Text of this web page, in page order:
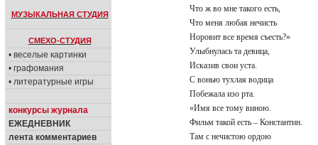
МУЗЫКАЛЬНАЯ СТУДИЯ
СМЕХО-СТУДИЯ
• веселые картинки
• графомания
• литературные игры
конкурсы журнала
ЕЖЕДНЕВНИК
лента комментариев
Что ж во мне такого есть,
Что меня любая нечисть
Норовит все время съесть?»
Улыбнулась та девица,
Исказив свои уста.
С вонью тухлая водица
Побежала изо рта.
«Имя все тому виною.
Фильм такой есть – Константин.
Там с нечистою ордою